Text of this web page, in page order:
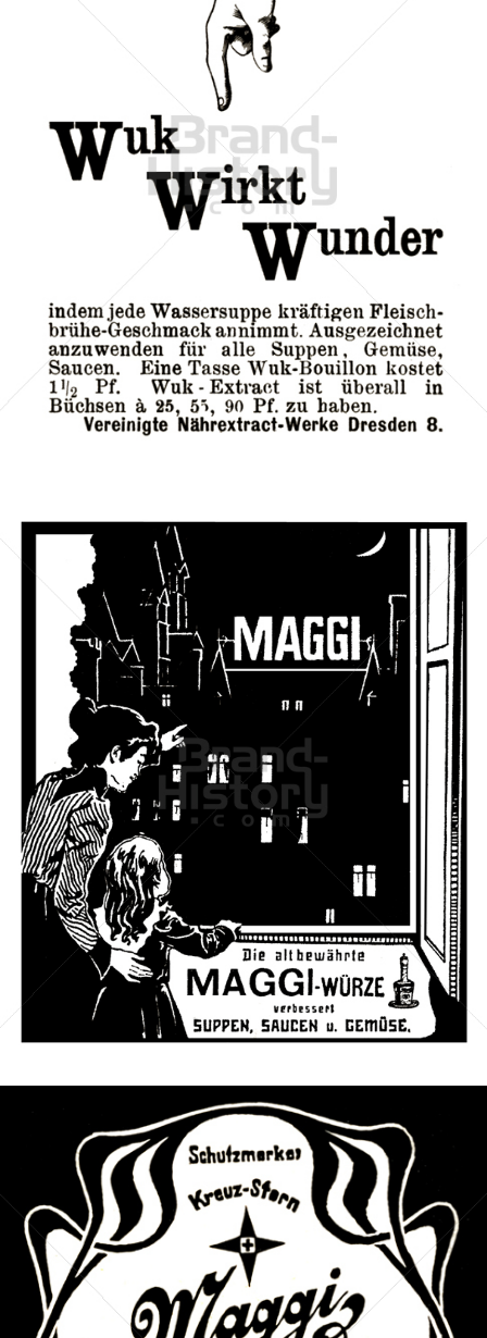
Vereinigte Nährextract-Werke, Dresden
Vereinigte Nährextract-Werke Dresen
1902
MAGGI Nestlé 1902
Bild-ID: 610